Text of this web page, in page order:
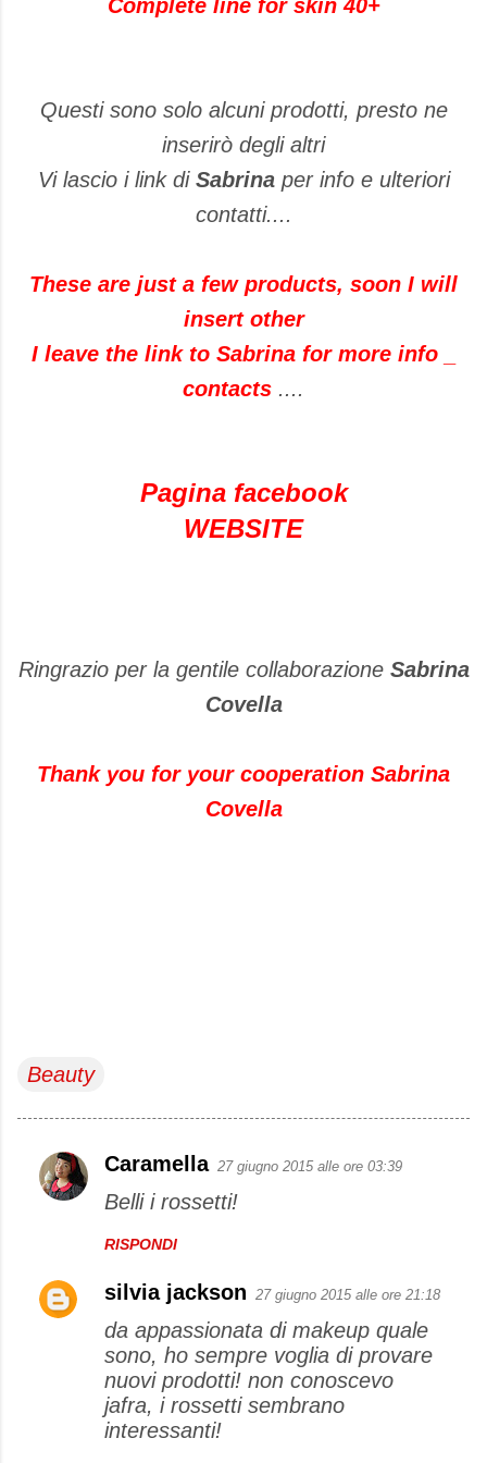
Complete line for skin 40+
Questi sono solo alcuni prodotti, presto ne
inserirò degli altri
Vi lascio i link diSabrinaper info e ulteriori
contatti....
These are just a few products, soon I will
insert other
I leave the link to Sabrina for more info _
contacts ....
Pagina facebook
WEBSITE
Ringrazio per la gentile collaborazione Sabrina
Covella
Thank you for your cooperation Sabrina
Covella
Beauty
C
e
Caramella 27 giugno 2015 alle ore 03:39
Belli i rossetti!
RISPONDI
silvia jackson 27 giugno 2015 alle ore 21:18
da appassionata di makeup quale
sono, ho sempre voglia di provare
nuovi prodotti! non conoscevo
jafra, i rossetti sembrano
interessanti!